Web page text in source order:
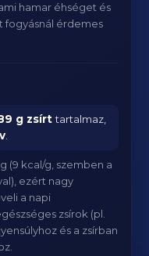
hamar éhséget és
fogyásnál érdemes
g zsírttartalmaz,
(9 kcal/g, szemben a
ezért nagy
a napi
zsírok (pl.
és a zsírban